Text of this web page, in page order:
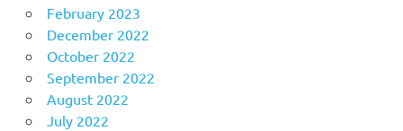
February 2023
December 2022
October 2022
September 2022
August 2022
July 2022